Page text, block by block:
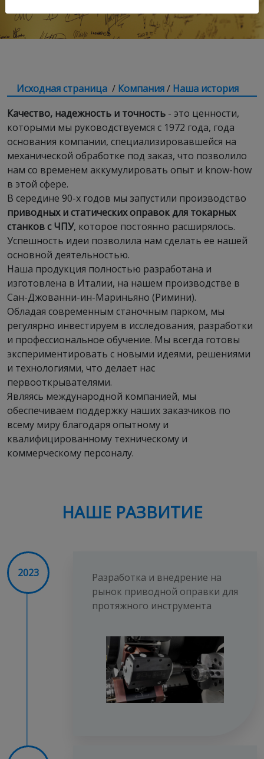
Исходная страница / Компания/ Наша история
Качество, надежность и точность - это ценности,
которыми мы руководствуемся с 1972 года, года
основания компании, специализировавшейся на
механической обработке под заказ, что позволило
нам со временем аккумулировать опыт и know-how
в этой сфере.
В середине 90-х годов мы запустили производство
приводных и статических оправок для токарных
станков с ЧПУ, которое постоянно расширялось.
Успешность идеи позволила нам сделать ее нашей
основной деятельностью.
Наша продукция полностью разработана и
изготовлена в Италии, на нашем производстве в
Сан-Джованни-ин-Мариньяно (Римини).
Обладая современным станочным парком, мы
регулярно инвестируем в исследования, разработки
и профессиональное обучение. Мы всегда готовы
экспериментировать с новыми идеями, решениями
и технологиями, что делает нас
первооткрывателями.
Являясь международной компанией, мы
обеспечиваем поддержку наших заказчиков по
всему миру благодаря опытному и
квалифицированному техническому и
коммерческому персоналу.
НАШЕ РАЗВИТИЕ
Разработка и внедрение на
рынок приводной оправки для
протяжного инструмента
2023